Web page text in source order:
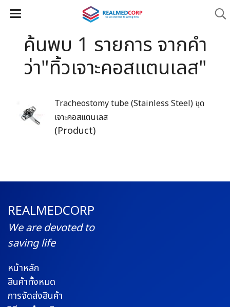
ค้นพบ 1 รายการ จากคำ
ว่า"ทิ้วเจาะคอสแตนเลส"
Tracheostomy tube (Stainless Steel) ชุด
เจาะคอสแตนเลส
(Product)
REALMEDCORP
We are devoted to
saving life
หน้าหลัก
สินค้าทั้งหมด
การจัดส่งสินค้า